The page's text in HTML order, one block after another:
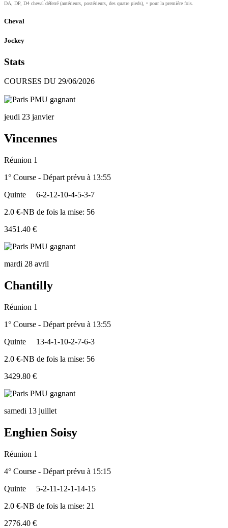
DA, DP, D4 cheval déferré (antérieurs, postérieurs, des quatre pieds), • pour la première fois.
Cheval
Jockey
Stats
COURSES DU 29/06/2026
jeudi 23 janvier
Vincennes
Réunion 1
1° Course - Départ prévu à 13:55
Quinte
6-2-12-10-4-5-3-7
2.0 €-NB de fois la mise: 56
3451.40 €
mardi 28 avril
Chantilly
Réunion 1
1° Course - Départ prévu à 13:55
Quinte
13-4-1-10-2-7-6-3
2.0 €-NB de fois la mise: 56
3429.80 €
samedi 13 juillet
Enghien Soisy
Réunion 1
4° Course - Départ prévu à 15:15
Quinte
5-2-11-12-1-14-15
2.0 €-NB de fois la mise: 21
2776.40 €